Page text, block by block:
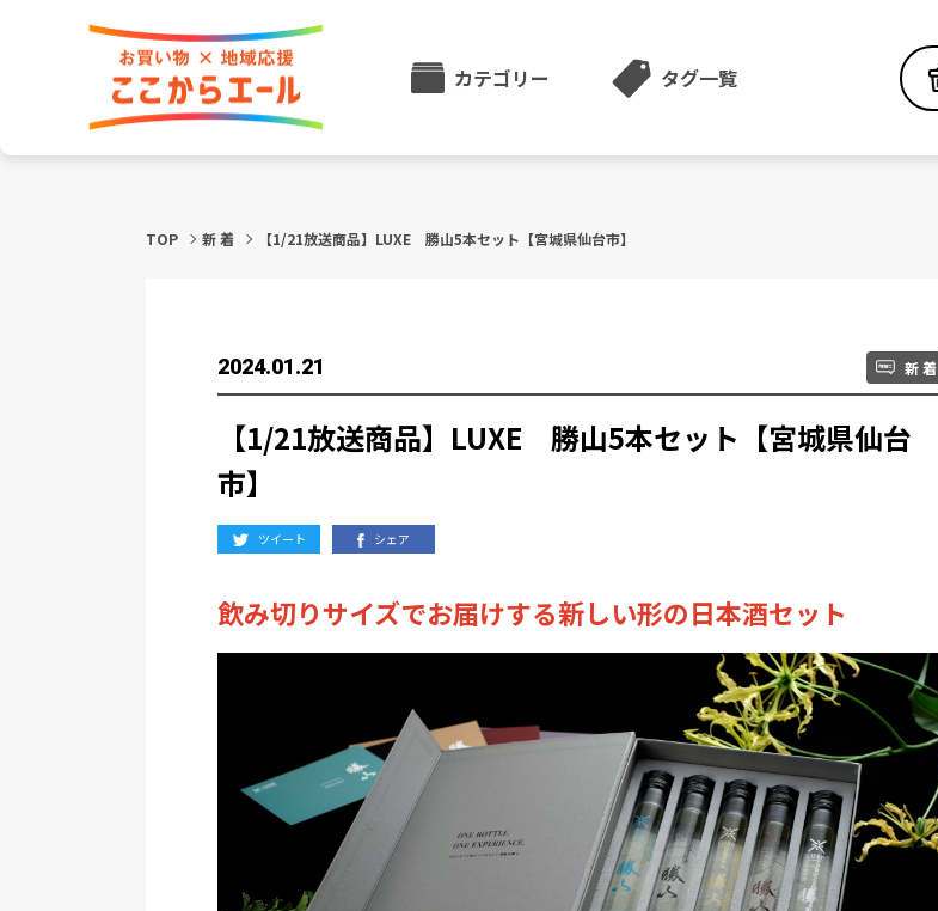
カテゴリー タグ一覧
TOP 新 着 【1/21放送商品】LUXE 勝山5本セット【宮城県仙台市】
2024.01.21 新 着
【1/21放送商品】LUXE 勝山5本セット【宮城県仙台
市】
ツイート シェア
飲み切りサイズでお届けする新しい形の日本酒セット